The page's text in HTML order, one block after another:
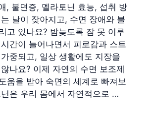
, 불면증, 멜라토닌 효능, 섭취 방
날이 잦아지고, 수면 장애와 불
고 있나요? 밤늦도록 잠 못 이루
간이 늘어나면서 피로감과 스트
중되고, 일상 생활에도 지장을
나요? 이제 자연의 수면 보조제
움을 받아 숙면의 세계로 빠져보
은 우리 몸에서 자연적으로 …